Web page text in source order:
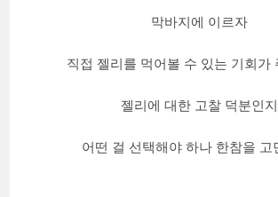
막바지에 이르자
직접 젤리를 먹어볼 수 있는 기회가
젤리에 대한 고찰 덕분인지
어떤 걸 선택해야 하나 한참을 고